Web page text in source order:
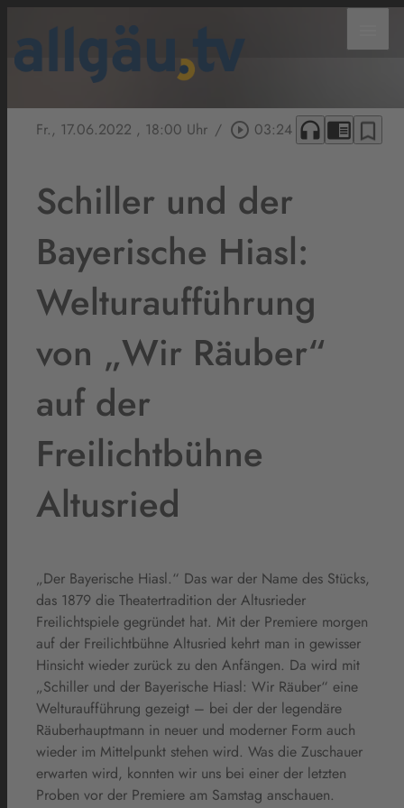
Fr., 17.06.2022 , 18:00 Uhr / play_circle_outline 03:24 headphones chrome_reader_mode bookmark_border
Schiller und der
Bayerische Hiasl:
Welturaufführung
von „Wir Räuber“
auf der
Freilichtbühne
Altusried
„Der Bayerische Hiasl.“ Das war der Name des Stücks,
das 1879 die Theatertradition der Altusrieder
Freilichtspiele gegründet hat. Mit der Premiere morgen
auf der Freilichtbühne Altusried kehrt man in gewisser
Hinsicht wieder zurück zu den Anfängen. Da wird mit
„Schiller und der Bayerische Hiasl: Wir Räuber“ eine
Welturaufführung gezeigt – bei der der legendäre
Räuberhauptmann in neuer und moderner Form auch
wieder im Mittelpunkt stehen wird. Was die Zuschauer
erwarten wird, konnten wir uns bei einer der letzten
Proben vor der Premiere am Samstag anschauen.